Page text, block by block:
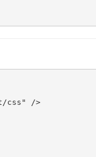
css" />